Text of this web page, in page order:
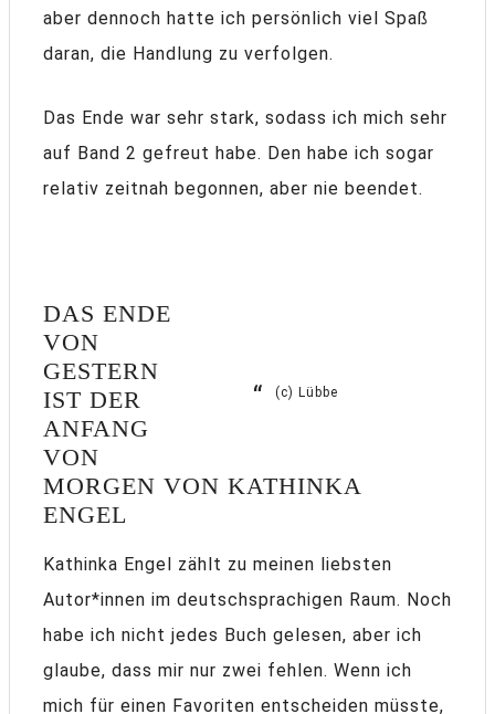
aber dennoch hatte ich persönlich viel Spaß
daran, die Handlung zu verfolgen.
Das Ende war sehr stark, sodass ich mich sehr
auf Band 2 gefreut habe. Den habe ich sogar
relativ zeitnah begonnen, aber nie beendet.
(c) Lübbe
DAS ENDE
VON
GESTERN
IST DER
ANFANG
VON
MORGEN VON KATHINKA
ENGEL
Kathinka Engel zählt zu meinen liebsten
Autor*innen im deutschsprachigen Raum. Noch
habe ich nicht jedes Buch gelesen, aber ich
glaube, dass mir nur zwei fehlen. Wenn ich
mich für einen Favoriten entscheiden müsste,